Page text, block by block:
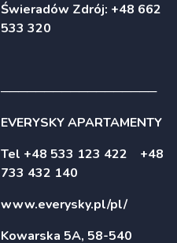
Świeradów Zdrój: +48 662
533 320
──────────────────
EVERYSKY APARTAMENTY
Tel +48 533 123 422 +48
733 432 140
www.everysky.pl/pl/
Kowarska 5A, 58-540